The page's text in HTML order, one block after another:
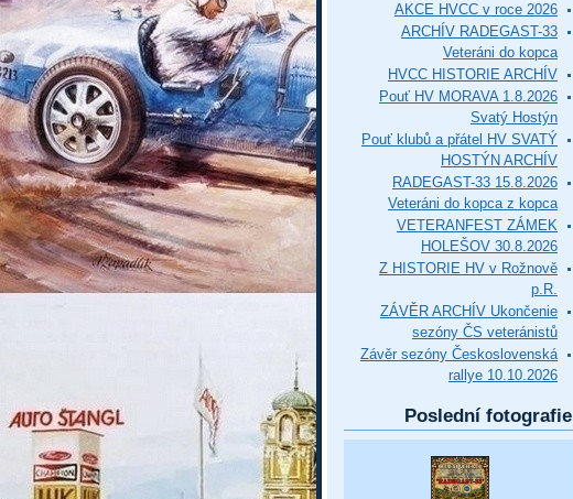
AKCE HVCC v roce 2026
ARCHÍV RADEGAST-33
Veteráni do kopca
HVCC HISTORIE ARCHÍV
Pouť HV MORAVA 1.8.2026
Svatý Hostýn
Pouť klubů a přátel HV SVATÝ
HOSTÝN ARCHÍV
RADEGAST-33 15.8.2026
Veteráni do kopca z kopca
VETERANFEST ZÁMEK
HOLEŠOV 30.8.2026
Z HISTORIE HV v Rožnově
p.R.
ZÁVĚR ARCHÍV Ukončenie
sezóny ČS veteránistů
Závěr sezóny Československá
rallye 10.10.2026
Poslední fotografie